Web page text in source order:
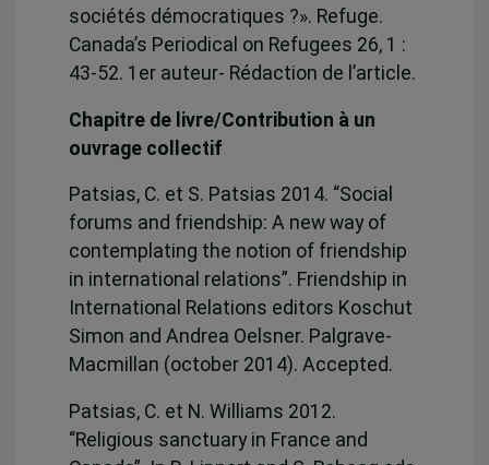
sociétés démocratiques ?». Refuge.
Canada’s Periodical on Refugees 26, 1 :
43-52. 1er auteur- Rédaction de l’article.
Chapitre de livre/Contribution à un
ouvrage collectif
Patsias, C. et S. Patsias 2014. “Social
forums and friendship: A new way of
contemplating the notion of friendship
in international relations”. Friendship in
International Relations editors Koschut
Simon and Andrea Oelsner. Palgrave-
Macmillan (october 2014). Accepted.
Patsias, C. et N. Williams 2012.
“Religious sanctuary in France and